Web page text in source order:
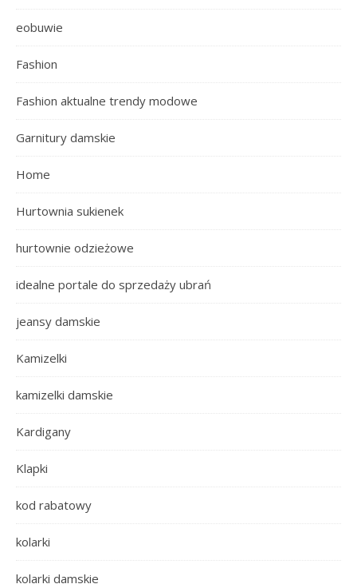
eobuwie
Fashion
Fashion aktualne trendy modowe
Garnitury damskie
Home
Hurtownia sukienek
hurtownie odzieżowe
idealne portale do sprzedaży ubrań
jeansy damskie
Kamizelki
kamizelki damskie
Kardigany
Klapki
kod rabatowy
kolarki
kolarki damskie